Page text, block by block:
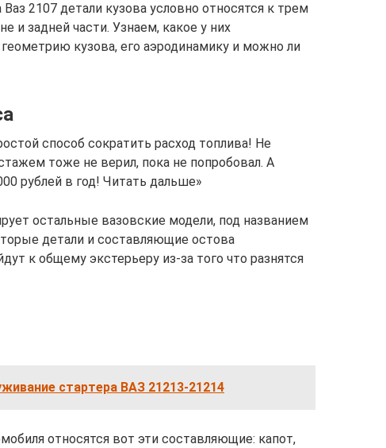
2107 детали кузова условно относятся к трем
и задней части. Узнаем, какое у них
кузова, его аэродинамику и можно ли
способ сократить расход топлива! Не
тоже не верил, пока не попробовал. А
рублей в год! Читать дальше»
остальные вазовские модели, под названием
детали и составляющие остова
к общему экстерьеру из-за того что разнятся
стартера ВАЗ 21213-21214
относятся вот эти составляющие: капот,